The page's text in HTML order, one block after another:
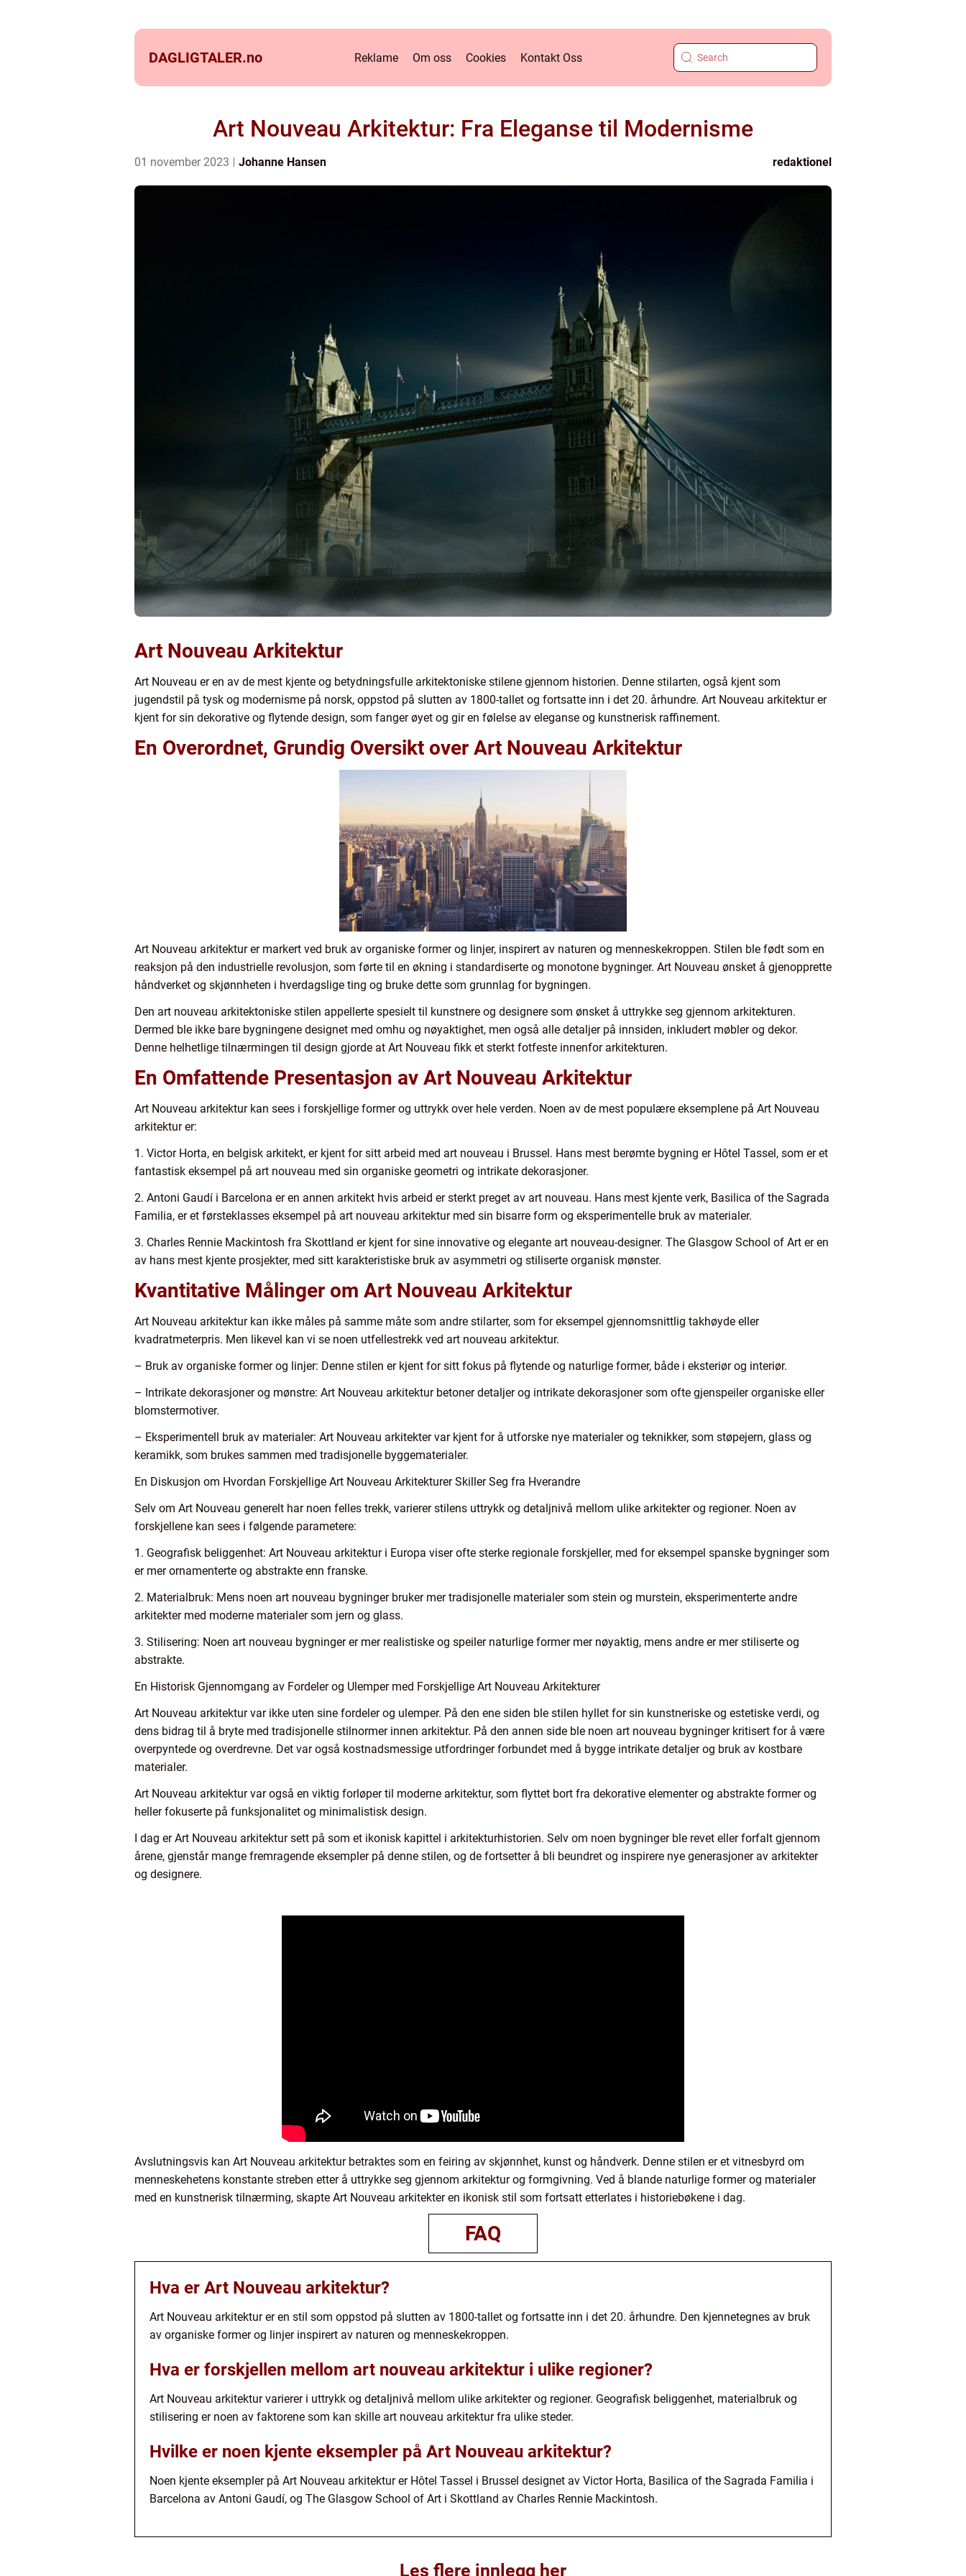
DAGLIGTALER.no Reklame Om oss Cookies Kontakt Oss
Art Nouveau Arkitektur: Fra Eleganse til Modernisme
01 november 2023 Johanne Hansen redaktionel
Art Nouveau Arkitektur
Art Nouveau er en av de mest kjente og betydningsfulle arkitektoniske stilene gjennom historien. Denne stilarten, også kjent som
jugendstil på tysk og modernisme på norsk, oppstod på slutten av 1800-tallet og fortsatte inn i det 20. århundre. Art Nouveau arkitektur er
kjent for sin dekorative og flytende design, som fanger øyet og gir en følelse av eleganse og kunstnerisk raffinement.
En Overordnet, Grundig Oversikt over Art Nouveau Arkitektur
Art Nouveau arkitektur er markert ved bruk av organiske former og linjer, inspirert av naturen og menneskekroppen. Stilen ble født som en
reaksjon på den industrielle revolusjon, som førte til en økning i standardiserte og monotone bygninger. Art Nouveau ønsket å gjenopprette
håndverket og skjønnheten i hverdagslige ting og bruke dette som grunnlag for bygningen.
Den art nouveau arkitektoniske stilen appellerte spesielt til kunstnere og designere som ønsket å uttrykke seg gjennom arkitekturen.
Dermed ble ikke bare bygningene designet med omhu og nøyaktighet, men også alle detaljer på innsiden, inkludert møbler og dekor.
Denne helhetlige tilnærmingen til design gjorde at Art Nouveau fikk et sterkt fotfeste innenfor arkitekturen.
En Omfattende Presentasjon av Art Nouveau Arkitektur
Art Nouveau arkitektur kan sees i forskjellige former og uttrykk over hele verden. Noen av de mest populære eksemplene på Art Nouveau
arkitektur er:
1. Victor Horta, en belgisk arkitekt, er kjent for sitt arbeid med art nouveau i Brussel. Hans mest berømte bygning er Hôtel Tassel, som er et
fantastisk eksempel på art nouveau med sin organiske geometri og intrikate dekorasjoner.
2. Antoni Gaudí i Barcelona er en annen arkitekt hvis arbeid er sterkt preget av art nouveau. Hans mest kjente verk, Basilica of the Sagrada
Familia, er et førsteklasses eksempel på art nouveau arkitektur med sin bisarre form og eksperimentelle bruk av materialer.
3. Charles Rennie Mackintosh fra Skottland er kjent for sine innovative og elegante art nouveau-designer. The Glasgow School of Art er en
av hans mest kjente prosjekter, med sitt karakteristiske bruk av asymmetri og stiliserte organisk mønster.
Kvantitative Målinger om Art Nouveau Arkitektur
Art Nouveau arkitektur kan ikke måles på samme måte som andre stilarter, som for eksempel gjennomsnittlig takhøyde eller
kvadratmeterpris. Men likevel kan vi se noen utfellestrekk ved art nouveau arkitektur.
– Bruk av organiske former og linjer: Denne stilen er kjent for sitt fokus på flytende og naturlige former, både i eksteriør og interiør.
– Intrikate dekorasjoner og mønstre: Art Nouveau arkitektur betoner detaljer og intrikate dekorasjoner som ofte gjenspeiler organiske eller
blomstermotiver.
– Eksperimentell bruk av materialer: Art Nouveau arkitekter var kjent for å utforske nye materialer og teknikker, som støpejern, glass og
keramikk, som brukes sammen med tradisjonelle byggematerialer.
En Diskusjon om Hvordan Forskjellige Art Nouveau Arkitekturer Skiller Seg fra Hverandre
Selv om Art Nouveau generelt har noen felles trekk, varierer stilens uttrykk og detaljnivå mellom ulike arkitekter og regioner. Noen av
forskjellene kan sees i følgende parametere:
1. Geografisk beliggenhet: Art Nouveau arkitektur i Europa viser ofte sterke regionale forskjeller, med for eksempel spanske bygninger som
er mer ornamenterte og abstrakte enn franske.
2. Materialbruk: Mens noen art nouveau bygninger bruker mer tradisjonelle materialer som stein og murstein, eksperimenterte andre
arkitekter med moderne materialer som jern og glass.
3. Stilisering: Noen art nouveau bygninger er mer realistiske og speiler naturlige former mer nøyaktig, mens andre er mer stiliserte og
abstrakte.
En Historisk Gjennomgang av Fordeler og Ulemper med Forskjellige Art Nouveau Arkitekturer
Art Nouveau arkitektur var ikke uten sine fordeler og ulemper. På den ene siden ble stilen hyllet for sin kunstneriske og estetiske verdi, og
dens bidrag til å bryte med tradisjonelle stilnormer innen arkitektur. På den annen side ble noen art nouveau bygninger kritisert for å være
overpyntede og overdrevne. Det var også kostnadsmessige utfordringer forbundet med å bygge intrikate detaljer og bruk av kostbare
materialer.
Art Nouveau arkitektur var også en viktig forløper til moderne arkitektur, som flyttet bort fra dekorative elementer og abstrakte former og
heller fokuserte på funksjonalitet og minimalistisk design.
I dag er Art Nouveau arkitektur sett på som et ikonisk kapittel i arkitekturhistorien. Selv om noen bygninger ble revet eller forfalt gjennom
årene, gjenstår mange fremragende eksempler på denne stilen, og de fortsetter å bli beundret og inspirere nye generasjoner av arkitekter
og designere.
Avslutningsvis kan Art Nouveau arkitektur betraktes som en feiring av skjønnhet, kunst og håndverk. Denne stilen er et vitnesbyrd om
menneskehetens konstante streben etter å uttrykke seg gjennom arkitektur og formgivning. Ved å blande naturlige former og materialer
med en kunstnerisk tilnærming, skapte Art Nouveau arkitekter en ikonisk stil som fortsatt etterlates i historiebøkene i dag.
FAQ
Hva er Art Nouveau arkitektur?
Art Nouveau arkitektur er en stil som oppstod på slutten av 1800-tallet og fortsatte inn i det 20. århundre. Den kjennetegnes av bruk
av organiske former og linjer inspirert av naturen og menneskekroppen.
Hva er forskjellen mellom art nouveau arkitektur i ulike regioner?
Art Nouveau arkitektur varierer i uttrykk og detaljnivå mellom ulike arkitekter og regioner. Geografisk beliggenhet, materialbruk og
stilisering er noen av faktorene som kan skille art nouveau arkitektur fra ulike steder.
Hvilke er noen kjente eksempler på Art Nouveau arkitektur?
Noen kjente eksempler på Art Nouveau arkitektur er Hôtel Tassel i Brussel designet av Victor Horta, Basilica of the Sagrada Familia i
Barcelona av Antoni Gaudí, og The Glasgow School of Art i Skottland av Charles Rennie Mackintosh.
Les flere innlegg her